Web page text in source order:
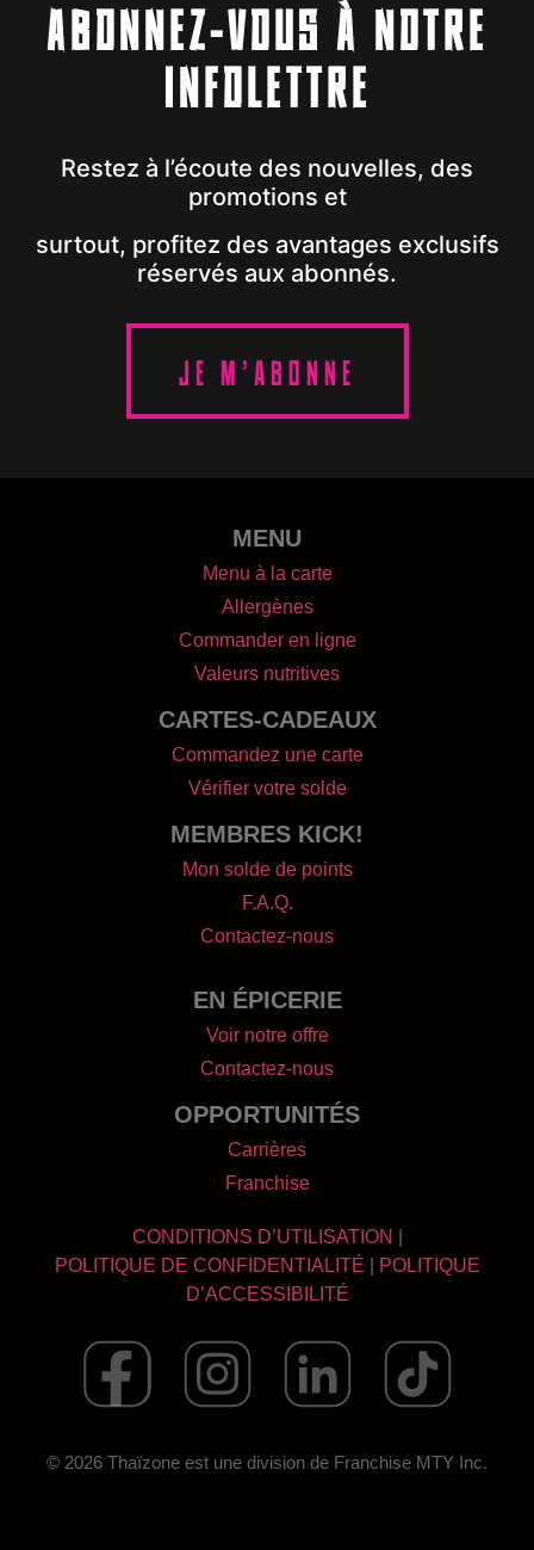
ABONNEZ-VOUS À NOTRE
INFOLETTRE
Restez à l’écoute des nouvelles, des
promotions et
surtout, profitez des avantages exclusifs
réservés aux abonnés.
JE M'ABONNE
MENU
Menu à la carte
Allergènes
Commander en ligne
Valeurs nutritives
CARTES-CADEAUX
Commandez une carte
Vérifier votre solde
MEMBRES KICK!
Mon solde de points
F.A.Q.
Contactez-nous
EN ÉPICERIE
Voir notre offre
Contactez-nous
OPPORTUNITÉS
Carrières
Franchise
CONDITIONS D’UTILISATION
POLITIQUE DE CONFIDENTIALITÉ
POLITIQUE
D’ACCESSIBILITÉ
© 2026 Thaïzone est une division de Franchise MTY Inc.